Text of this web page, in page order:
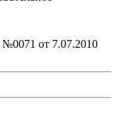
от 7.07.2010